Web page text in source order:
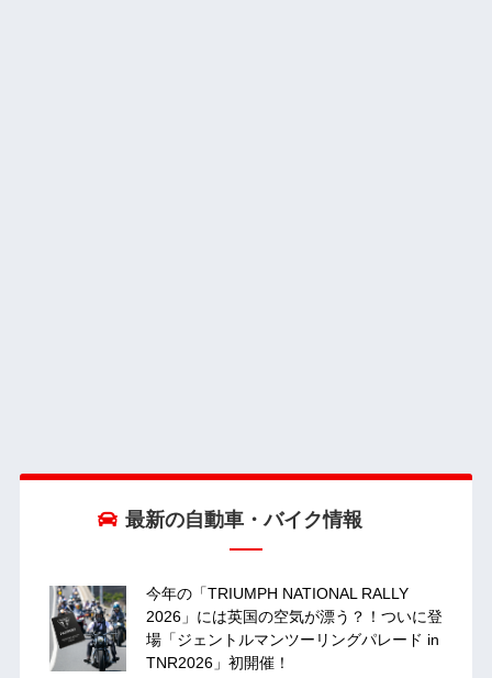
最新の自動車・バイク情報
今年の「TRIUMPH NATIONAL RALLY
2026」には英国の空気が漂う？！ついに登
場「ジェントルマンツーリングパレード in
TNR2026」初開催！